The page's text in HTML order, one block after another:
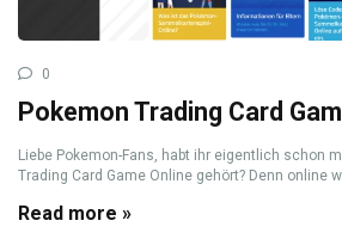
0
Pokemon Trading Card
Liebe Pokemon-Fans, habt ihr eigentlich schon
Trading Card Game Online gehört? Denn online
Read more »